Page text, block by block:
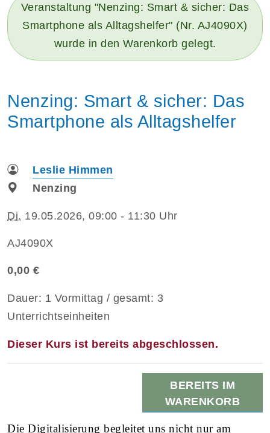
Veranstaltung "Nenzing: Smart & sicher: Das
Smartphone als Alltagshelfer" (Nr. AJ4090X)
wurde in den Warenkorb gelegt.
Nenzing: Smart & sicher: Das
Smartphone als Alltagshelfer
Leslie Himmen
Nenzing
Di. 19.05.2026, 09:00 - 11:30 Uhr
AJ4090X
0,00 €
Dauer: 1 Vormittag / gesamt: 3
Unterrichtseinheiten
Dieser Kurs ist bereits abgeschlossen.
BEREITS IM
WARENKORB
Die Digitalisierung begleitet uns nicht nur am